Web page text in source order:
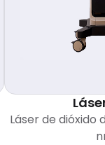
Láser de dióxido